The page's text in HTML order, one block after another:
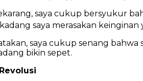
saya cukup bersyukur
saya merasakan
saya cukup senang
bikin sepet.